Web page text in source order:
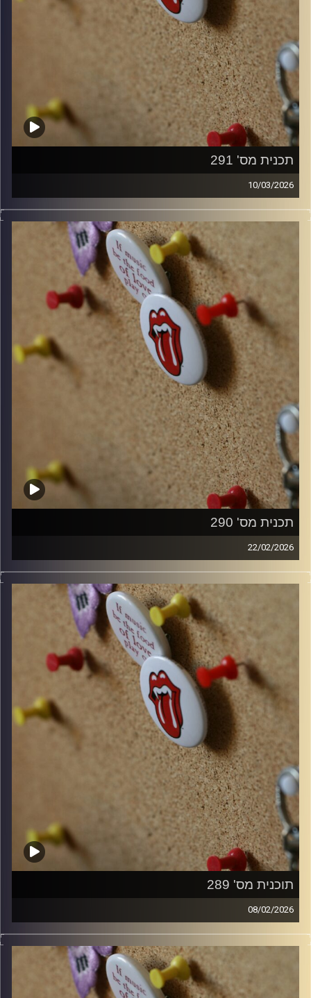
תכנית מס' 291
10/03/2026
קלאסיקות רוק עם אורן הוף.
włodi
תכנית מס' 290
22/02/2026
קלאסיקות רוק עם אורן הוף.
włodi
תוכנית מס' 289
08/02/2026
קלאסיקות רוק עם אורן הוף.
włodi